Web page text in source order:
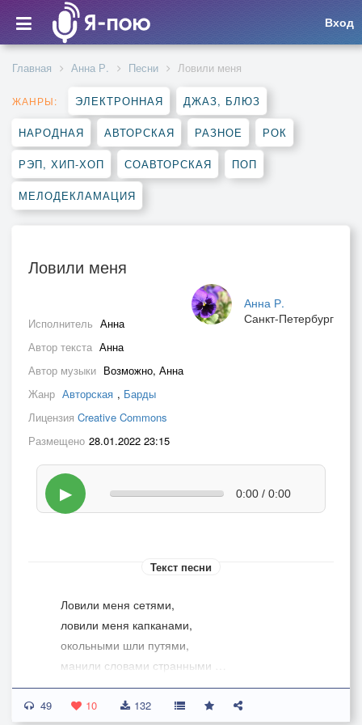
Вход
Главная Анна Р. Песни Ловили меня
ЖАНРЫ: ЭЛЕКТРОННАЯ ДЖАЗ, БЛЮЗ
НАРОДНАЯ АВТОРСКАЯ РАЗНОЕ РОК
РЭП, ХИП-ХОП СОАВТОРСКАЯ ПОП
МЕЛОДЕКЛАМАЦИЯ
Ловили меня
Анна Р.
Санкт-Петербург
Исполнитель Анна
Автор текста Анна
Автор музыки Возможно, Анна
Жанр Авторская , Барды
Лицензия Creative Commons
Размещено 28.01.2022 23:15
▶ 0:00 / 0:00
Текст песни
Ловили меня сетями,
ловили меня капканами,
окольными шли путями,
манили словами странными …
А ты подошёл несмело
и что-то «такое» выпалил,
49 10 132